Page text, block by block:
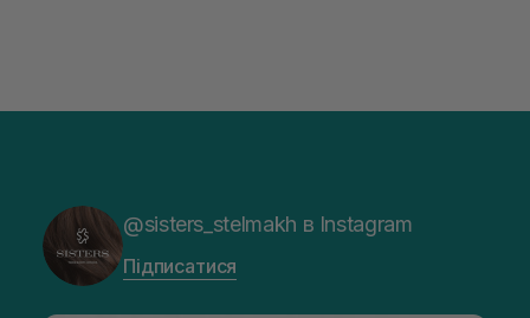
@sisters_stelmakh в Instagram
Підписатися